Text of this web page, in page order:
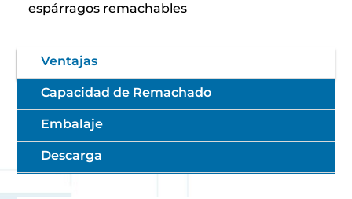
espárragos remachables
Ventajas
Capacidad de Remachado
Embalaje
Descarga